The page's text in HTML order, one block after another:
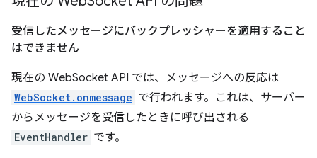
受信したメッセージにバックプレッシャーを適用すること
はできません
現在の WebSocket API では、メッセージへの反応は
WebSocket.onmessage で行われます。これは、サーバー
からメッセージを受信したときに呼び出される
EventHandler です。